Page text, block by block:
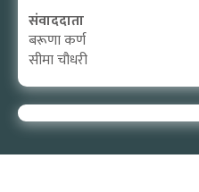
संवाददाता
बरूणा कर्ण
सीमा चौधरी